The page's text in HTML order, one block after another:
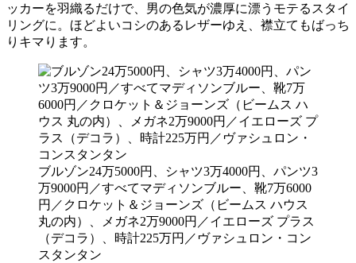
ッカーを羽織るだけで、男の色気が濃厚に漂うモテるスタイ
リングに。ほどよいコシのあるレザーゆえ、襟立てもばっち
りキマります。
ブルゾン24万5000円、シャツ3万4000円、パンツ3
万9000円／すべてマディソンブルー、靴7万6000
円／クロケット＆ジョーンズ（ビームス ハウス
丸の内）、メガネ2万9000円／イエローズ プラス
（デコラ）、時計225万円／ヴァシュロン・コン
スタンタン